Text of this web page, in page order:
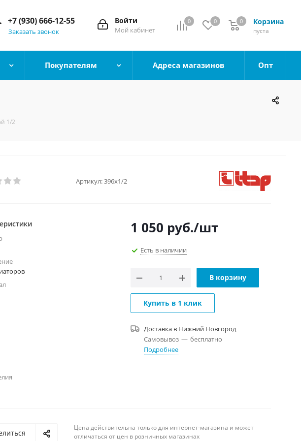
0 0 Корзина
0
пуста
0
Войти
Мой кабинет
+7 (930) 666-12-55
Заказать звонок
Покупателям Адреса магазинов Опт
1/2
Артикул:396х1/2
1 050 руб./шт
Есть в наличии
В корзину
Купить в 1 клик
Доставка в Нижний Новгород
Самовывоз — бесплатно
Подробнее
Цена действительна только для интернет-магазина и может
отличаться от цен в розничных магазинах